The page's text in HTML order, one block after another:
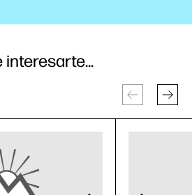
interesarte...